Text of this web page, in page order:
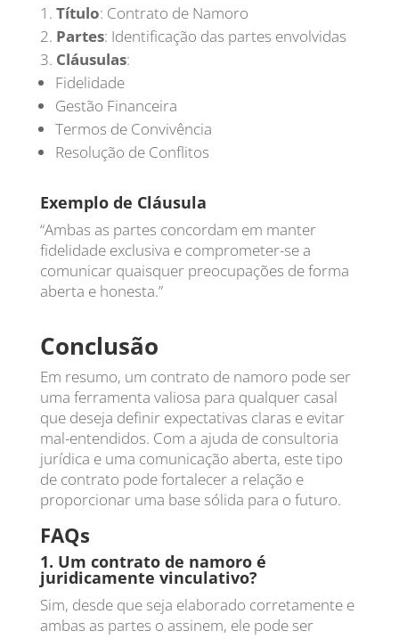
Título: Contrato de Namoro
Partes: Identificação das partes envolvidas
Cláusulas:
Fidelidade
Gestão Financeira
Termos de Convivência
Resolução de Conflitos
Exemplo de Cláusula
“Ambas as partes concordam em manter
fidelidade exclusiva e comprometer-se a
comunicar quaisquer preocupações de forma
aberta e honesta.”
Conclusão
Em resumo, um contrato de namoro pode ser
uma ferramenta valiosa para qualquer casal
que deseja definir expectativas claras e evitar
mal-entendidos. Com a ajuda de consultoria
jurídica e uma comunicação aberta, este tipo
de contrato pode fortalecer a relação e
proporcionar uma base sólida para o futuro.
FAQs
1. Um contrato de namoro é
juridicamente vinculativo?
Sim, desde que seja elaborado corretamente e
ambas as partes o assinem, ele pode ser